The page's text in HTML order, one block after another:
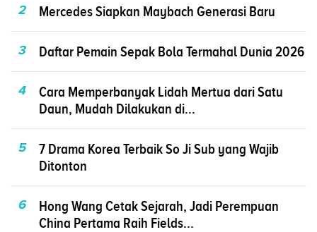
2 Mercedes Siapkan Maybach Generasi Baru
3 Daftar Pemain Sepak Bola Termahal Dunia 2026
4
Cara Memperbanyak Lidah Mertua dari Satu
Daun, Mudah Dilakukan di...
5
7 Drama Korea Terbaik So Ji Sub yang Wajib
Ditonton
6
Hong Wang Cetak Sejarah, Jadi Perempuan
China Pertama Raih Fields...